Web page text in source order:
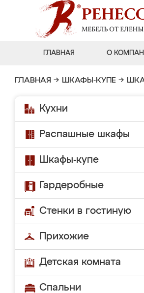
ГЛАВНАЯ О
ГЛАВНАЯ → ШКАФЫ-КУПЕ →
Кухни
Распашные шкафы
Шкафы-купе
Гардеробные
Стенки в гостиную
Прихожие
Детская комната
Спальни